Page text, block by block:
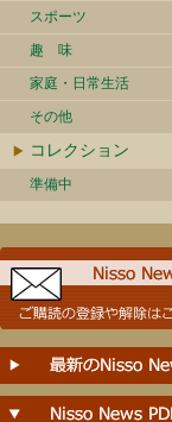
スポーツ
趣 味
家庭・日常生活
その他
コレクション
準備中